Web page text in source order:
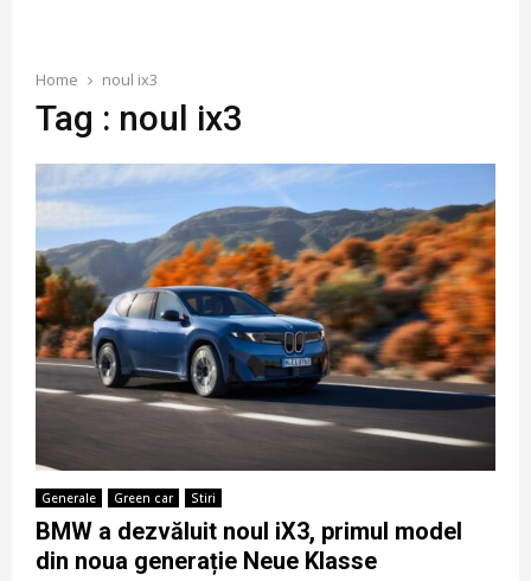
Home noul ix3
Tag : noul ix3
Generale Green car Stiri
BMW a dezvăluit noul iX3, primul model
din noua generație Neue Klasse